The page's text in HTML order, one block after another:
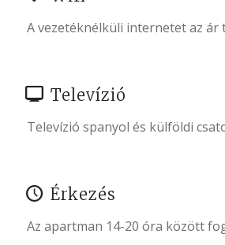
A vezetéknélküli internetet az ár
Televízió
Televízió spanyol és külföldi
Érkezés
Az apartman 14-20 óra között